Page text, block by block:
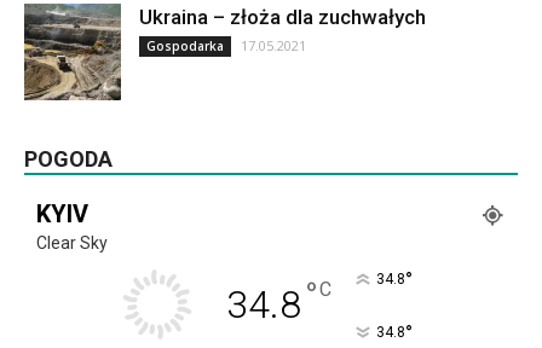
Ukraina – złoża dla zuchwałych
Gospodarka 17.05.2021
POGODA
KYIV
Clear Sky
34.8°C 34.8°
34.8°